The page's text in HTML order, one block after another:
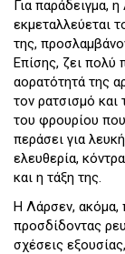
Για παράδειγμα,
εκμεταλλεύεται
της,
Επίσης, ζει πολύ
αορατότητά της
τον ρατσισμό
του φρουρίου που
περάσει για
ελευθερία,
και η τάξη της.
Η Λάρσεν, ακόμα,
προσδίδοντας
σχέσεις